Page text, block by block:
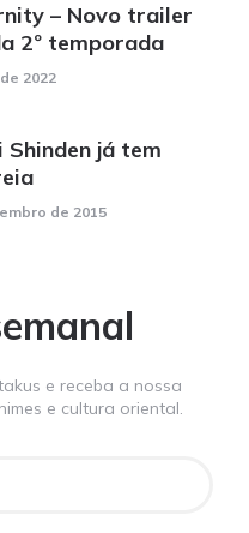
– Novo trailer
2º temporada
2022
já tem
de 2015
e receba a nossa
e cultura oriental.